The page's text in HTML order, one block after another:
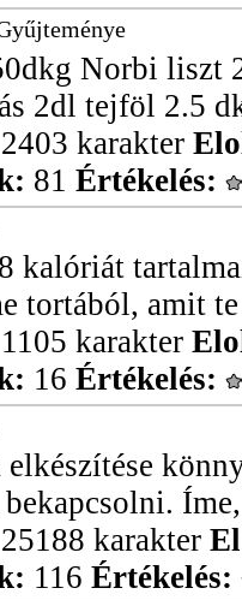
Norbi liszt
2dl tejföl 2.5
2403 karakter
81 Értékelés:
kalóriát
tortából, amit
1105 karakter
16 Értékelés:
25188 karakter
116 Értékelés: